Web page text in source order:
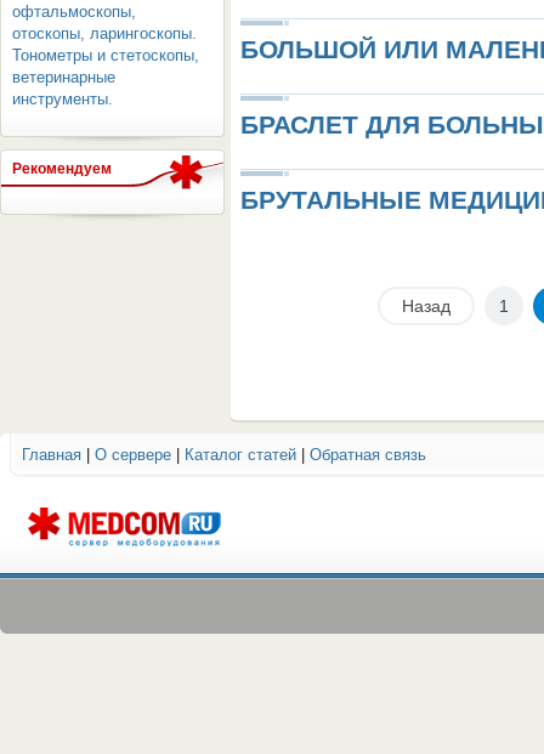
офтальмоскопы,
отоскопы, ларингоскопы.
Тонометры и стетоскопы,
ветеринарные
инструменты.
Рекомендуем
БОЛЬШОЙ ИЛИ
БРАСЛЕТ ДЛЯ
БРУТАЛЬНЫЕ
Назад 1
Главная О сервере Каталог статей Обратная связь